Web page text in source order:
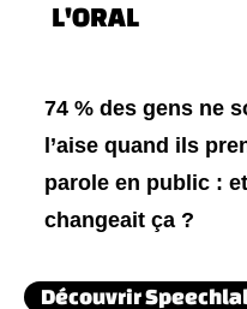
74 % des gens ne
l’aise quand ils
parole en public :
changeait ça ?
Découvrir
L'ORAL